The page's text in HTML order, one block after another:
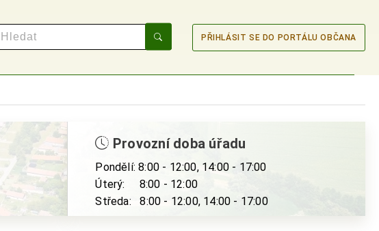
PŘIHLÁSIT SE DO PORTÁLU OBČANA
Provozní doba úřadu
Pondělí: 8:00 - 12:00, 14:00 - 17:00
Úterý: 8:00 - 12:00
Středa: 8:00 - 12:00, 14:00 - 17:00